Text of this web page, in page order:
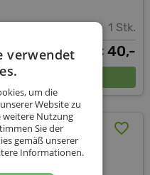
1 Stk.
€ 40,-
Nudeln (inkl.
AT)
verwendet
um die
Website zu
weitere Nutzung
Sie der
gemäß unserer
Informationen.